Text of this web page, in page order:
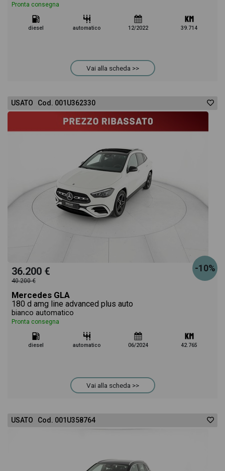
Pronta consegna
diesel automatico 12/2022 39.714
Vai alla scheda >>
USATO Cod. 001U362330
-10%
36.200 €
40.200 €
Mercedes GLA
180 d amg line advanced plus auto
bianco automatico
Pronta consegna
diesel automatico 06/2024 42.765
Vai alla scheda >>
USATO Cod. 001U358764